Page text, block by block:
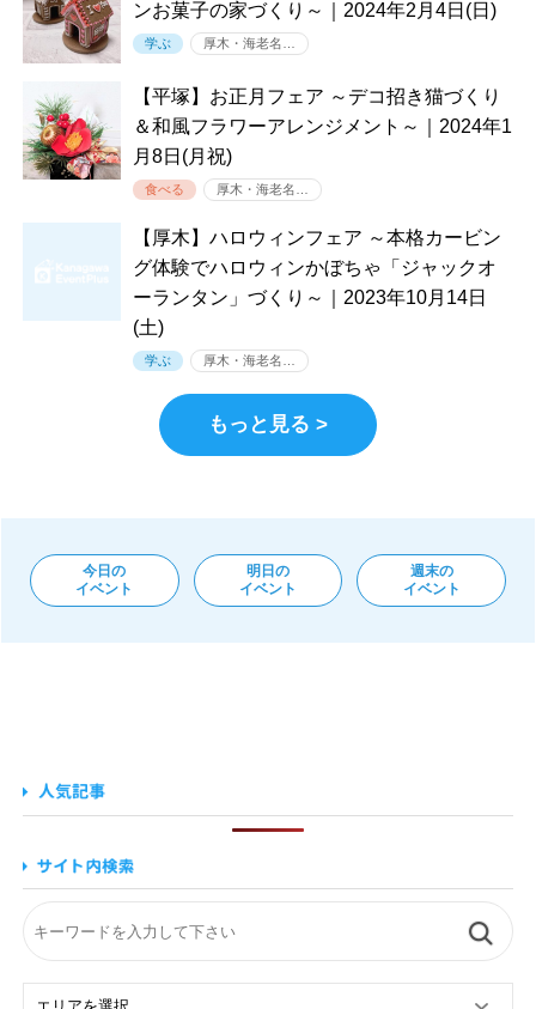
ンお菓子の家づくり～｜2024年2月4日(日)
学ぶ 厚木・海老名…
【平塚】お正月フェア ～デコ招き猫づくり
＆和風フラワーアレンジメント～｜2024年1
月8日(月祝)
食べる 厚木・海老名…
【厚木】ハロウィンフェア ～本格カービン
グ体験でハロウィンかぼちゃ「ジャックオ
ーランタン」づくり～｜2023年10月14日
(土)
学ぶ 厚木・海老名…
もっと見る >
今日の
イベント
明日の
イベント
週末の
イベント